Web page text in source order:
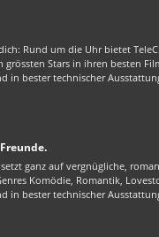
Rund um die Uhr bietet
Stars in ihren besten
in bester technischer
ganz auf vergnügliche,
Komödie, Romantik,
in bester technischer